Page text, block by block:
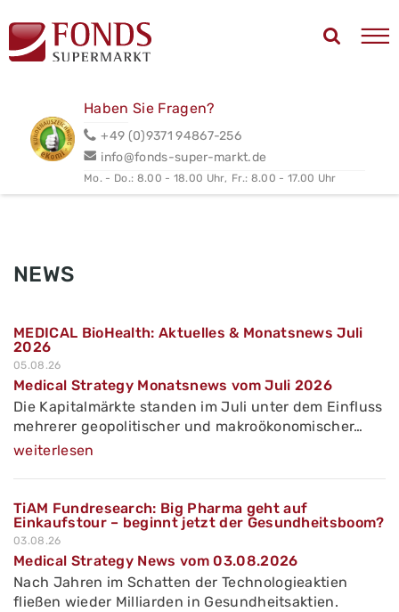
Haben Sie Fragen?
+49 (0)9371 94867-256
info@fonds-super-markt.de
Mo. - Do.: 8.00 - 18.00 Uhr, Fr.: 8.00 - 17.00 Uhr
NEWS
MEDICAL BioHealth: Aktuelles & Monatsnews Juli
2026
05.08.26
Medical Strategy Monatsnews vom Juli 2026
Die Kapitalmärkte standen im Juli unter dem Einfluss
mehrerer geopolitischer und makroökonomischer…
weiterlesen
TiAM Fundresearch: Big Pharma geht auf
Einkaufstour – beginnt jetzt der Gesundheitsboom?
03.08.26
Medical Strategy News vom 03.08.2026
Nach Jahren im Schatten der Technologieaktien
fließen wieder Milliarden in Gesundheitsaktien.